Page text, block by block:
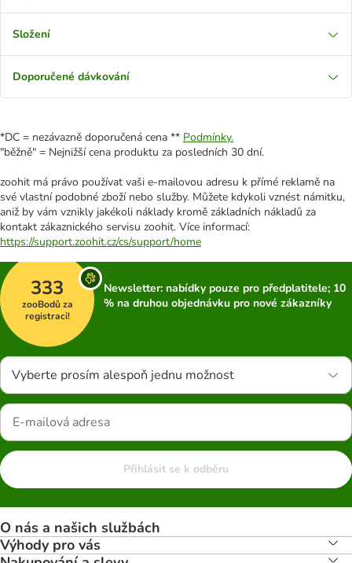
Složení
Doporučené dávkování
*DC = nezávazně doporučená cena ** Podmínky.
"běžně" = Nejnižší cena produktu za posledních 30 dní.
zoohit má právo používat vaši e-mailovou adresu k přímé reklamě na
své vlastní podobné zboží nebo služby. Můžete kdykoli vznést námitku,
aniž by vám vznikly jakékoli náklady kromě základních nákladů za
kontakt zákaznického servisu zoohit. Více informací:
https://support.zoohit.cz/cs/support/home
333
zooBodů za
registraci!
Newsletter: nabídky pouze pro předplatitele; 10
% na druhou objednávku pro nové zákazníky
Vyberte prosím alespoň jednu možnost
Přihlásit se k odběru
O nás a našich službách
Výhody pro vás